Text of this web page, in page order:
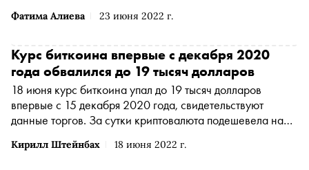
Фатима Алиева 23 июня 2022 г.
Кирилл Штейнбах 18 июня 2022 г.
Курс биткоина впервые с декабря 2020
года обвалился до 19 тысяч долларов
18 июня курс биткоина упал до 19 тысяч долларов
впервые с 15 декабря 2020 года, свидетельствуют
данные торгов. За сутки криптовалюта подешевела на